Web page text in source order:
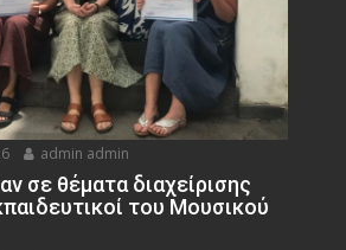
admin admin
σε θέματα διαχείρισης
του Μουσικού